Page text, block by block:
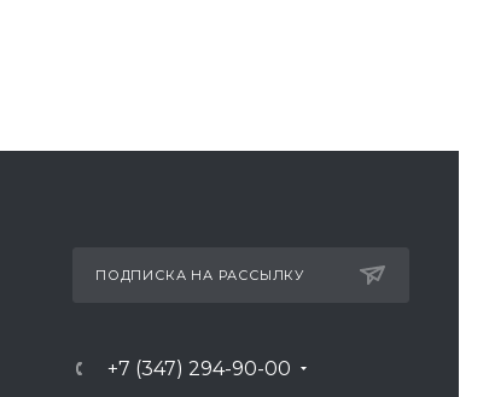
ПОДПИСКА НА РАССЫЛКУ
+7 (347) 294-90-00